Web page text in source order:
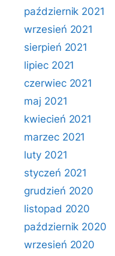
październik 2021
wrzesień 2021
sierpień 2021
lipiec 2021
czerwiec 2021
maj 2021
kwiecień 2021
marzec 2021
luty 2021
styczeń 2021
grudzień 2020
listopad 2020
październik 2020
wrzesień 2020